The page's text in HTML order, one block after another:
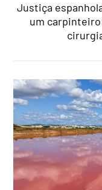
Justiça
um carpinteiro